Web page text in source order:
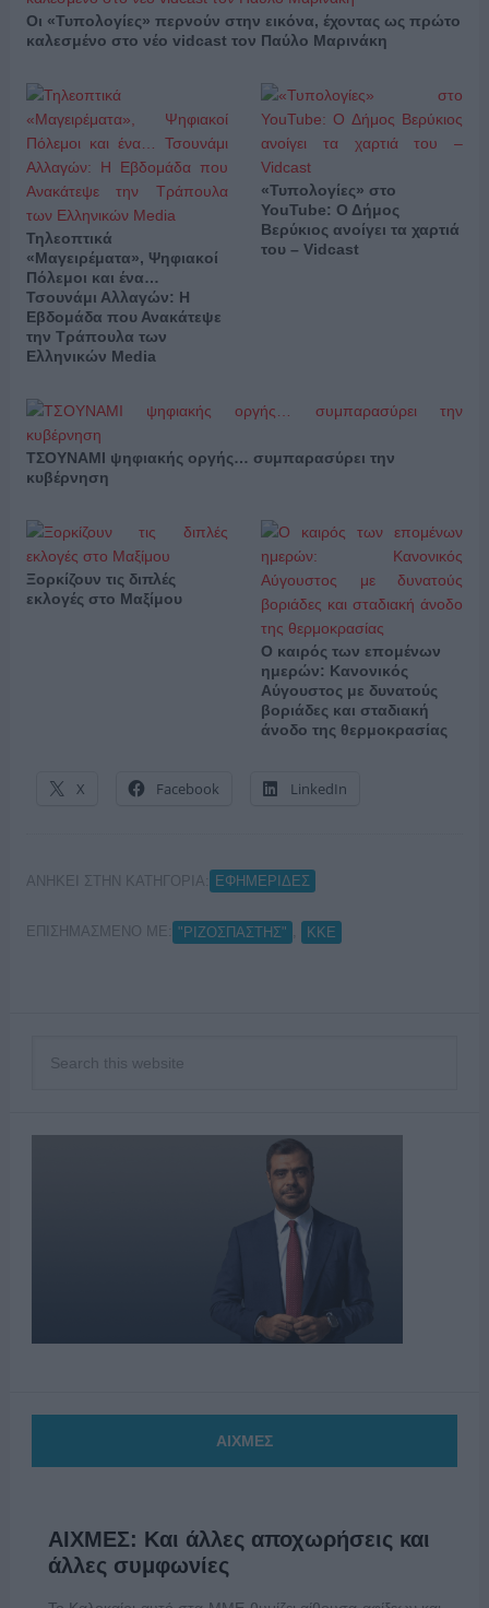
Οι «Τυπολογίες» περνούν στην εικόνα, έχοντας ως πρώτο
καλεσμένο στο νέο vidcast τον Παύλο Μαρινάκη
Τηλεοπτικά
«Μαγειρέματα», Ψηφιακοί
Πόλεμοι και ένα…
Τσουνάμι Αλλαγών: Η
Εβδομάδα που Ανακάτεψε
την Τράπουλα των
Ελληνικών Media
«Τυπολογίες» στο
YouTube: Ο Δήμος
Βερύκιος ανοίγει τα χαρτιά
του – Vidcast
ΤΣΟΥΝΑΜΙ ψηφιακής οργής… συμπαρασύρει την
κυβέρνηση
Ξορκίζουν τις διπλές
εκλογές στο Μαξίμου
Ο καιρός των επομένων
ημερών: Κανονικός
Αύγουστος με δυνατούς
βοριάδες και σταδιακή
άνοδο της θερμοκρασίας
X Facebook LinkedIn
ΑΝΗΚΕΙ ΣΤΗΝ ΚΑΤΗΓΟΡΙΑ: ΕΦΗΜΕΡΙΔΕΣ
ΕΠΙΣΗΜΑΣΜΕΝΟ ΜΕ: "ΡΙΖΟΣΠΑΣΤΗΣ" ΚΚΕ
ΑΙΧΜΕΣ
ΑΙΧΜΕΣ: Και άλλες αποχωρήσεις και
άλλες συμφωνίες